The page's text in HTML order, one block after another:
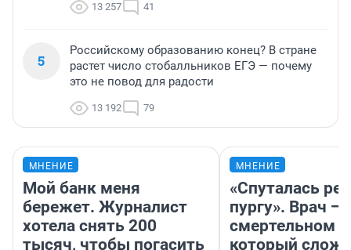
13 257 41
5
Российскому образованию конец? В стране
растет число стобалльников ЕГЭ — почему
это не повод для радости
13 192 79
МНЕНИЕ
Мой банк меня
бережет. Журналист
хотела снять 200
тысяч, чтобы погасить
МНЕНИЕ
«Спуталась
пургу». Врач —
смертельном
который